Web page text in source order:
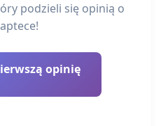
podzieli się opinią o
opinię